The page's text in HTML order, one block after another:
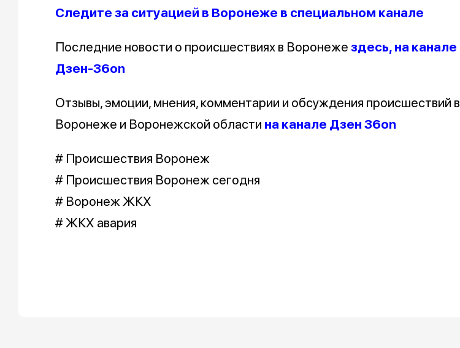
Следите за ситуацией в Воронеже в специальном канале
Последние новости о происшествиях в Воронеже здесь, на канале
Дзен-36on
Отзывы, эмоции, мнения, комментарии и обсуждения происшествий в
Воронеже и Воронежской области на канале Дзен 36on
# Происшествия Воронеж
# Происшествия Воронеж сегодня
# Воронеж ЖКХ
# ЖКХ авария